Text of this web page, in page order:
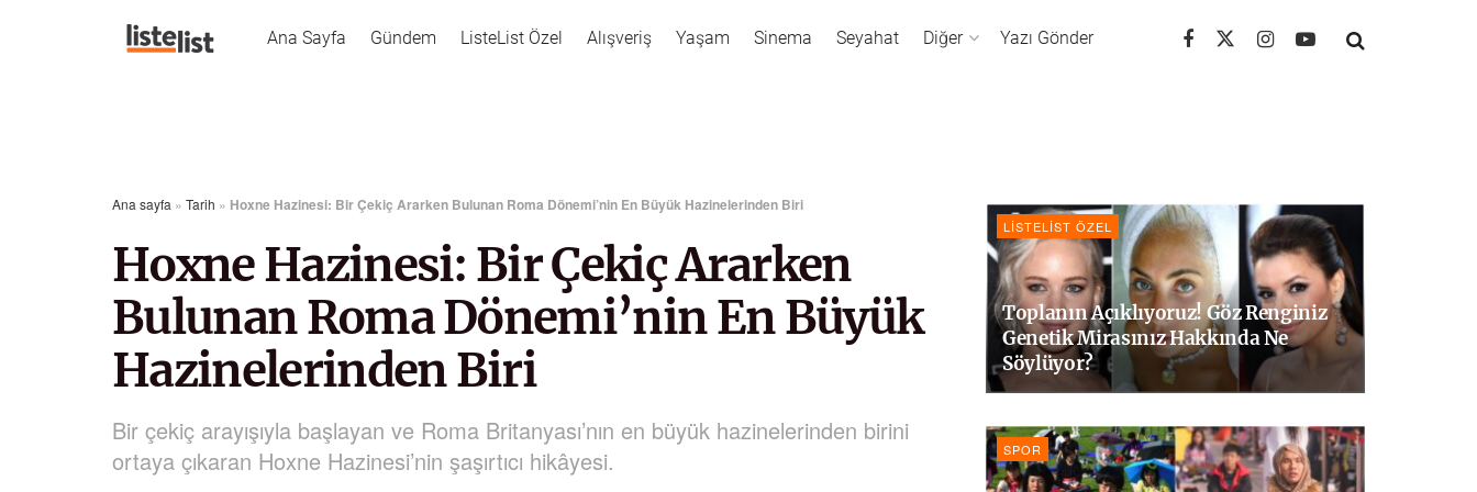
Ana Sayfa Gündem ListeList Özel Alışveriş Yaşam Sinema Seyahat Diğer Yazı Gönder
Ana sayfa » Tarih » Hoxne Hazinesi: Bir Çekiç Ararken Bulunan Roma Dönemi’nin En Büyük Hazinelerinden Biri
Hoxne Hazinesi: Bir Çekiç Ararken
Bulunan Roma Dönemi’nin En Büyük
Hazinelerinden Biri
Bir çekiç arayışıyla başlayan ve Roma Britanyası’nın en büyük hazinelerinden birini
ortaya çıkaran Hoxne Hazinesi’nin şaşırtıcı hikâyesi.
LISTELIST ÖZEL
Toplanın Açıklıyoruz! Göz Renginiz
Genetik Mirasınız Hakkında Ne
Söylüyor?
SPOR